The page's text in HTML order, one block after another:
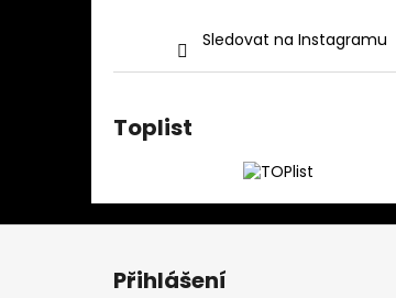
Sledovat na Instagramu
Toplist
Přihlášení